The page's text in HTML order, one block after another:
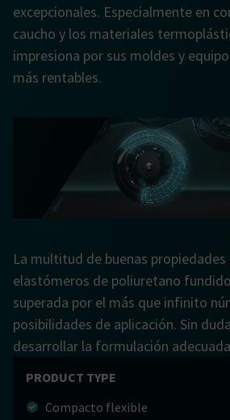
excepcionales. Especialmente en
caucho y los materiales
impresiona por sus moldes y
más rentables.
La multitud de buenas propiedades
elastómeros de poliuretano
superada por el más que infinito
posibilidades de aplicación. Sin
desarrollar la formulación
PRODUCT TYPE
Compacto flexible